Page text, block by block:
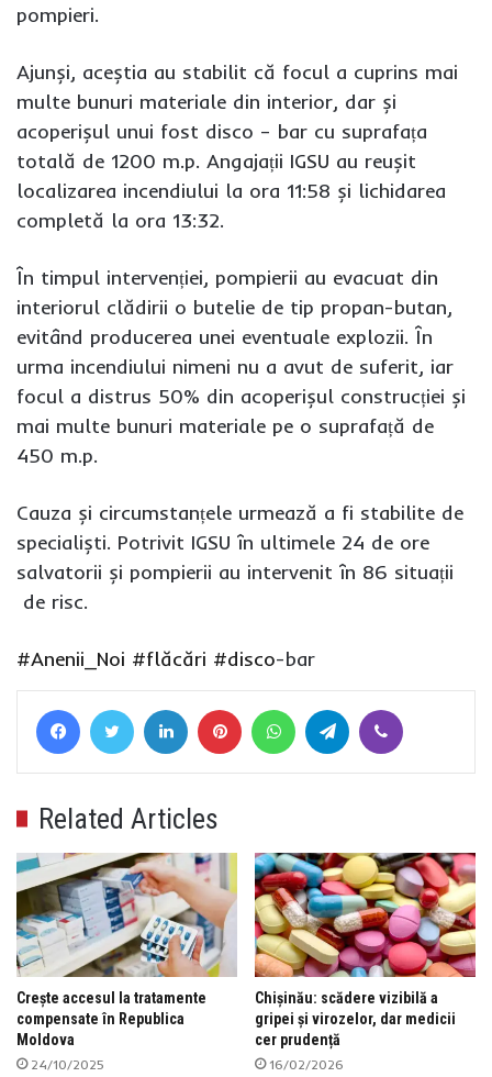
pompieri.
Ajunși, aceștia au stabilit că focul a cuprins mai
multe bunuri materiale din interior, dar și
acoperișul unui fost disco – bar cu suprafața
totală de 1200 m.p. Angajații IGSU au reușit
localizarea incendiului la ora 11:58 și lichidarea
completă la ora 13:32.
În timpul intervenției, pompierii au evacuat din
interiorul clădirii o butelie de tip propan-butan,
evitând producerea unei eventuale explozii. În
urma incendiului nimeni nu a avut de suferit, iar
focul a distrus 50% din acoperișul construcției și
mai multe bunuri materiale pe o suprafață de
450 m.p.
Cauza și circumstanțele urmează a fi stabilite de
specialiști. Potrivit IGSU în ultimele 24 de ore
salvatorii și pompierii au intervenit în 86 situații
de risc.
#Anenii_Noi #flăcări #disco-bar
FacebookTwitter LinkedIn Pinterest WhatsAppTelegram
Related Articles
Crește accesul la tratamente
compensate în Republica
Moldova
24/10/2025
Chișinău: scădere vizibilă a
gripei și virozelor, dar medicii
cer prudență
16/02/2026